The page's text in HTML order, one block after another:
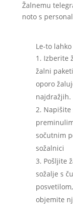
Žalnemu
noto s
Le-to
Izberite
žalni
oporo
najdražjih.
Napišite
sočutnim
sožalnici
Pošljite
sožalje s
objemite